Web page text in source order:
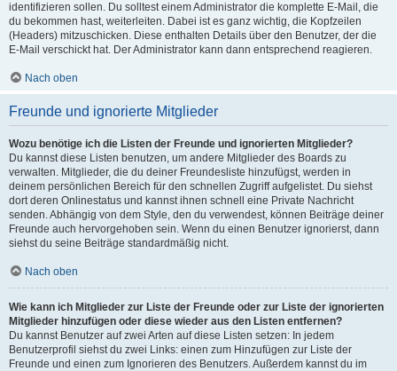
identifizieren sollen. Du solltest einem Administrator die komplette E-Mail, die
du bekommen hast, weiterleiten. Dabei ist es ganz wichtig, die Kopfzeilen
(Headers) mitzuschicken. Diese enthalten Details über den Benutzer, der die
E-Mail verschickt hat. Der Administrator kann dann entsprechend reagieren.
Nach oben
Freunde und ignorierte Mitglieder
Wozu benötige ich die Listen der Freunde und ignorierten Mitglieder?
Du kannst diese Listen benutzen, um andere Mitglieder des Boards zu
verwalten. Mitglieder, die du deiner Freundesliste hinzufügst, werden in
deinem persönlichen Bereich für den schnellen Zugriff aufgelistet. Du siehst
dort deren Onlinestatus und kannst ihnen schnell eine Private Nachricht
senden. Abhängig von dem Style, den du verwendest, können Beiträge deiner
Freunde auch hervorgehoben sein. Wenn du einen Benutzer ignorierst, dann
siehst du seine Beiträge standardmäßig nicht.
Nach oben
Wie kann ich Mitglieder zur Liste der Freunde oder zur Liste der ignorierten
Mitglieder hinzufügen oder diese wieder aus den Listen entfernen?
Du kannst Benutzer auf zwei Arten auf diese Listen setzen: In jedem
Benutzerprofil siehst du zwei Links: einen zum Hinzufügen zur Liste der
Freunde und einen zum Ignorieren des Benutzers. Außerdem kannst du im